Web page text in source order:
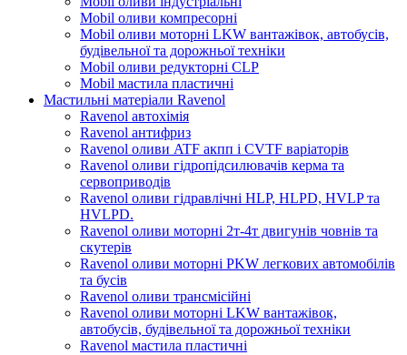
Mobil оливи компресорні
Mobil оливи моторні LKW вантажівок, автобусів,
будівельної та дорожньої техніки
Mobil оливи редукторні CLP
Mobil мастила пластичні
Мастильні матеріали Ravenol
Ravenol автохімія
Ravenol антифриз
Ravenol оливи ATF акпп і CVTF варіаторів
Ravenol оливи гідропідсилювачів керма та
сервоприводів
Ravenol оливи гідравлічні HLP, HLPD, HVLP та
HVLPD.
Ravenol оливи моторні 2т-4т двигунів човнів та
скутерів
Ravenol оливи моторні PKW легкових автомобілів
та бусів
Ravenol оливи трансмісійні
Ravenol оливи моторні LKW вантажівок,
автобусів, будівельної та дорожньої техніки
Ravenol мастила пластичні